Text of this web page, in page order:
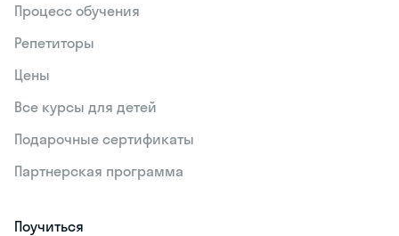
Процесс обучения
Репетиторы
Цены
Все курсы для детей
Подарочные сертификаты
Партнерская программа
Поучиться